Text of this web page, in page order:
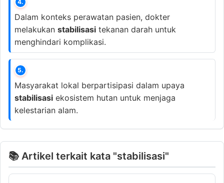
4.
Dalam konteks perawatan pasien, dokter
melakukan stabilisasi tekanan darah untuk
menghindari komplikasi.
5.
Masyarakat lokal berpartisipasi dalam upaya
stabilisasi ekosistem hutan untuk menjaga
kelestarian alam.
📚 Artikel terkait kata "stabilisasi"